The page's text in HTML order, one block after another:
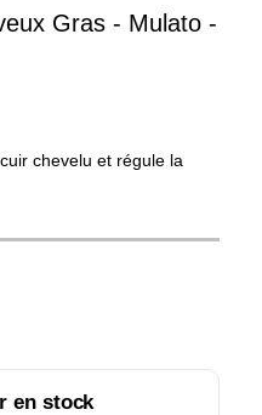
Gras - Mulato -
chevelu et régule la
en stock